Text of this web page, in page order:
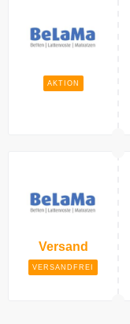
AKTION
Versand
VERSANDFREI